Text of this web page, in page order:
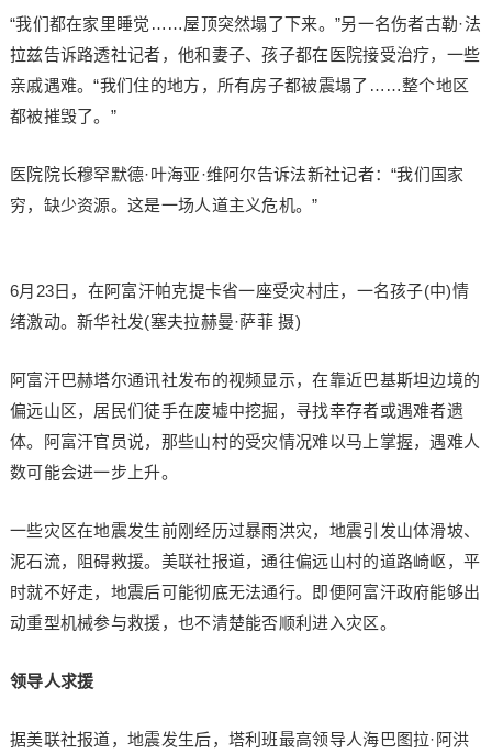
“我们都在家里睡觉……屋顶突然塌了下来。”另一名伤者古勒·法
拉兹告诉路透社记者，他和妻子、孩子都在医院接受治疗，一些
亲戚遇难。“我们住的地方，所有房子都被震塌了……整个地区
都被摧毁了。”
医院院长穆罕默德·叶海亚·维阿尔告诉法新社记者：“我们国家
穷，缺少资源。这是一场人道主义危机。”
6月23日，在阿富汗帕克提卡省一座受灾村庄，一名孩子(中)情
绪激动。新华社发(塞夫拉赫曼·萨菲 摄)
阿富汗巴赫塔尔通讯社发布的视频显示，在靠近巴基斯坦边境的
偏远山区，居民们徒手在废墟中挖掘，寻找幸存者或遇难者遗
体。阿富汗官员说，那些山村的受灾情况难以马上掌握，遇难人
数可能会进一步上升。
一些灾区在地震发生前刚经历过暴雨洪灾，地震引发山体滑坡、
泥石流，阻碍救援。美联社报道，通往偏远山村的道路崎岖，平
时就不好走，地震后可能彻底无法通行。即便阿富汗政府能够出
动重型机械参与救援，也不清楚能否顺利进入灾区。
领导人求援
据美联社报道，地震发生后，塔利班最高领导人海巴图拉·阿洪